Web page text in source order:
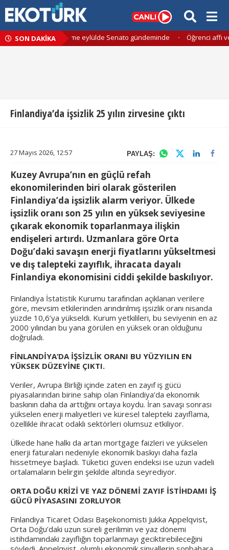
SON DAKİKA
kapsamlı düzenleme eylülde Senato gündeminde Öğrenci affı
Finlandiya’da işsizlik 25 yılın zirvesine çıktı
27 Mayıs 2026, 12:57 PAYLAŞ:
Kuzey Avrupa’nın en güçlü refah
ekonomilerinden biri olarak gösterilen
Finlandiya’da işsizlik alarm veriyor. Ülkede
işsizlik oranı son 25 yılın en yüksek seviyesine
çıkarak ekonomik toparlanmaya ilişkin
endişeleri artırdı. Uzmanlara göre Orta
Doğu’daki savaşın enerji fiyatlarını yükseltmesi
ve dış talepteki zayıflık, ihracata dayalı
Finlandiya ekonomisini ciddi şekilde baskılıyor.
Finlandiya İstatistik Kurumu tarafından açıklanan verilere
göre, mevsim etkilerinden arındırılmış işsizlik oranı nisanda
yüzde 10,6’ya yükseldi. Kurum yetkilileri, bu seviyenin en az
2000 yılından bu yana görülen en yüksek oran olduğunu
doğruladı.
FİNLANDİYA’DA İŞSİZLİK ORANI BU YÜZYILIN EN
YÜKSEK DÜZEYİNE ÇIKTI.
Veriler, Avrupa Birliği içinde zaten en zayıf iş gücü
piyasalarından birine sahip olan Finlandiya’da ekonomik
baskının daha da arttığını ortaya koydu. İran savaşı sonrası
yükselen enerji maliyetleri ve küresel talepteki zayıflama,
özellikle ihracat odaklı sektörleri olumsuz etkiliyor.
Ülkede hane halkı da artan mortgage faizleri ve yükselen
enerji faturaları nedeniyle ekonomik baskıyı daha fazla
hissetmeye başladı. Tüketici güven endeksi ise uzun vadeli
ortalamaların belirgin şekilde altında seyrediyor.
ORTA DOĞU KRİZİ VE YAZ DÖNEMİ ZAYIF İSTİHDAMI İŞ
GÜCÜ PİYASASINI ZORLUYOR
Finlandiya Ticaret Odası Başekonomisti Jukka Appelqvist,
Orta Doğu’daki uzun süreli gerilimin ve yaz dönemi
istihdamındaki zayıflığın toparlanmayı geciktirebileceğini